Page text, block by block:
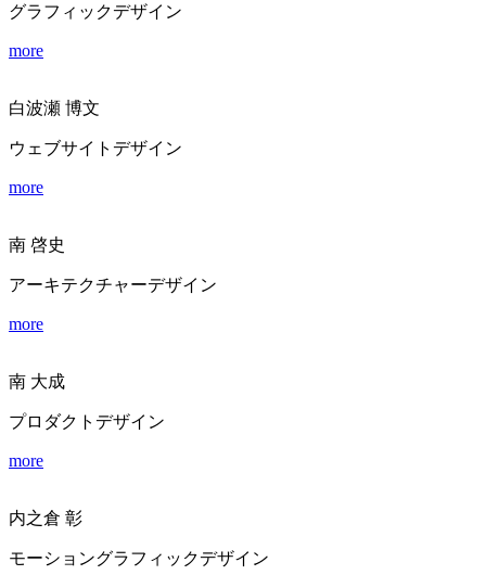
グラフィックデザイン
more
白波瀬 博文
ウェブサイトデザイン
more
南 啓史
アーキテクチャーデザイン
more
南 大成
プロダクトデザイン
more
内之倉 彰
モーショングラフィックデザイン